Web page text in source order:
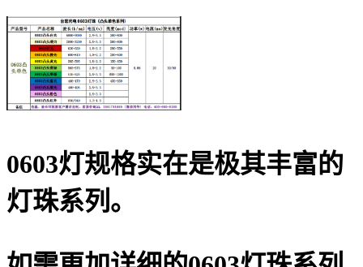
0603灯规格实在是极其丰富的
灯珠系列。